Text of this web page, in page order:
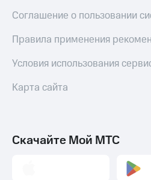
Соглашение о пользовании
Правила применения
Условия использования
Карта сайта
Скачайте Мой МТС